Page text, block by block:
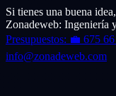
Si tienes una buena
Zonadeweb: Ingeniería
Presupuestos: 💼 675
info@zonadeweb.com